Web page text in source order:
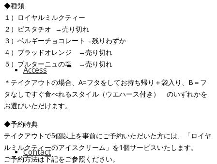
Access
Contact
◆種類
１）ロイヤルミルクティー
２）ピスタチオ →売り切れ
３）ベルギーチョコレート→残りわずか
４）ブラッドオレンジ →売り切れ
５）ブルターニュの塩 →売り切れ
＊テイクアウトの場合、A=フタをしてお持ち帰り＋袋入り、B＝フ
タなしですぐ食べれるスタイル（ウエハース付き） のいずれかを
お選びいただけます。
◆予約特典
テイクアウトで5個以上を事前にご予約いただいた方には、「ロイヤ
ルミルクティーのアイスクリーム」を1個サービスいたします。
ご予約方法は下記をご参照ください。